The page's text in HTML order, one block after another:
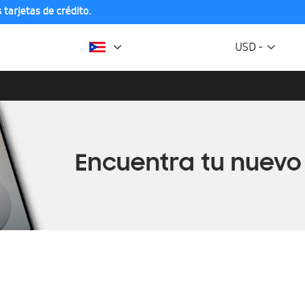
tarjetas de crédito.
Moneda
USD -